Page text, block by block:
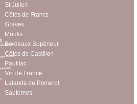
St Julien
Côtes de Francs
Graves
Moulis
Bordeaux Supérieur
Côtes de Castillon
Pauillac
Vin de France
Lalande de Pomerol
Sauternes